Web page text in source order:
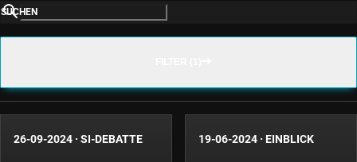
SUCHEN
26-09-2024 · SI-DEBATTE 19-06-2024 · EINBLICK